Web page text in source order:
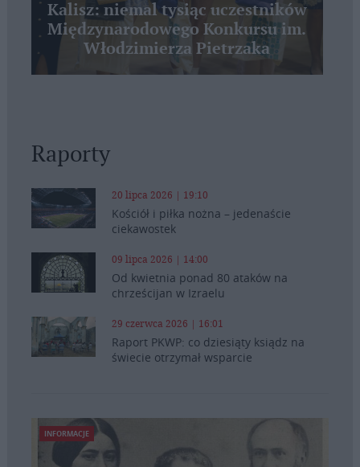
Kalisz: niemal tysiąc uczestników
Międzynarodowego Konkursu im.
Włodzimierza Pietrzaka
Raporty
20 lipca 2026 | 19:10
Kościół i piłka nożna – jedenaście
ciekawostek
09 lipca 2026 | 14:00
Od kwietnia ponad 80 ataków na
chrześcijan w Izraelu
29 czerwca 2026 | 16:01
Raport PKWP: co dziesiąty ksiądz na
świecie otrzymał wsparcie
INFORMACJE